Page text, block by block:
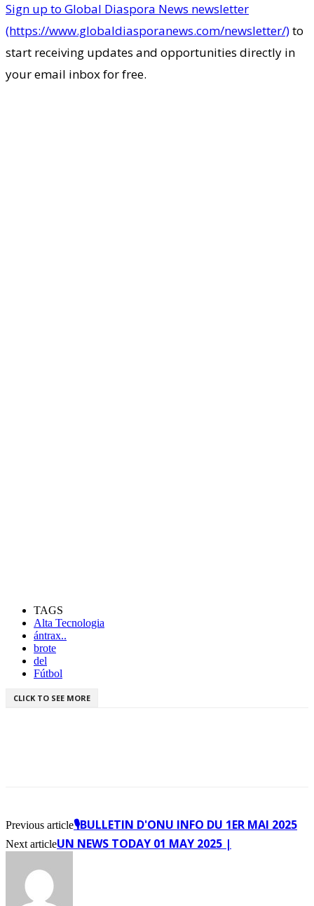
Sign up to Global Diaspora News newsletter
(https://www.globaldiasporanews.com/newsletter/)to
start receiving updates and opportunities directly in
your email inbox for free.
TAGS
Alta Tecnologia
ántrax..
brote
del
Fútbol
CLICK TO SEE MORE
Previous article🎙️BULLETIN D'ONU INFO DU 1ER MAI 2025
Next articleUN NEWS TODAY 01 MAY 2025 |